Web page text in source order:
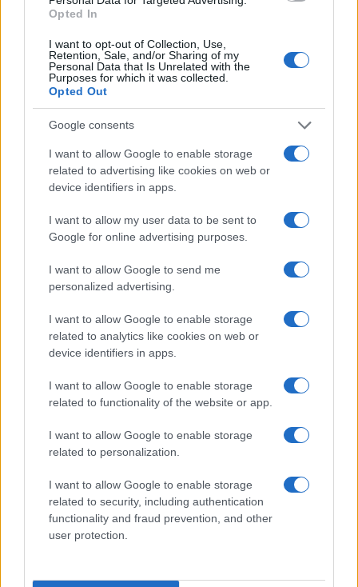
Opted In
I want to opt-out of Collection, Use,
Retention, Sale, and/or Sharing of my
Personal Data that Is Unrelated with the
Purposes for which it was collected.
Opted Out
Google consents
I want to allow Google to enable storage
related to advertising like cookies on web or
device identifiers in apps.
I want to allow my user data to be sent to
Google for online advertising purposes.
I want to allow Google to send me
personalized advertising.
I want to allow Google to enable storage
related to analytics like cookies on web or
device identifiers in apps.
I want to allow Google to enable storage
related to functionality of the website or app.
I want to allow Google to enable storage
related to personalization.
I want to allow Google to enable storage
related to security, including authentication
functionality and fraud prevention, and other
user protection.
– tette hozzá.
Egy különleges családi járattal 140 új
alijázó érkezett Izraelbe